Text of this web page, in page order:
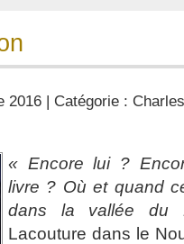
2016 | Catégorie :
« Encore lui ?
livre ? Où et quand
dans la vallée du
Lacouture dans le